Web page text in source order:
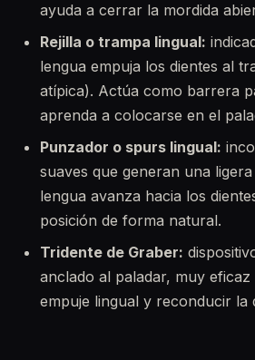
ayuda a cerrar la mordida
Rejilla o trampa lingual:
lengua empuja los dientes al
atípica). Actúa como barrera
aprenda a colocarse en el
Punzador o spurs lingual:
suaves que generan una
lengua avanza hacia los
posición de forma natural.
Tridente de Graber:
anclado al paladar, muy
empuje lingual y reconducir la